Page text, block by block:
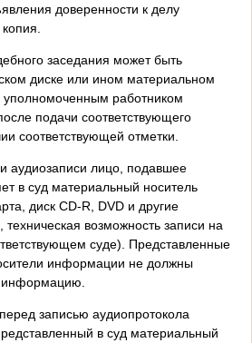
доверенности к делу
заседания может быть
диске или ином материальном
работником
подачи соответствующего
соответствующей отметки.
аудиозаписи лицо, подавшее
в суд материальный носитель
диск CD-R, DVD и другие
возможность записи на
суде). Представленные
информации не должны
информацию.
записью аудиопротокола
в суд материальный